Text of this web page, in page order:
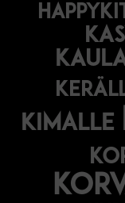
kimalle